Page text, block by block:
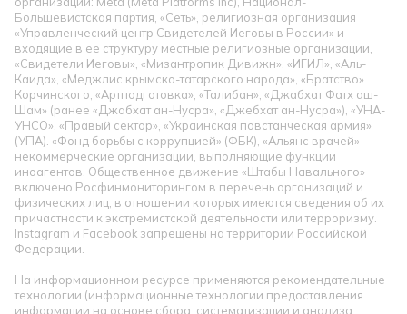
Большевистская партия, «Сеть», религиозная организация
«Управленческий центр Свидетелей Иеговы в России» и
входящие в ее структуру местные религиозные организации,
«Свидетели Иеговы», «Мизантропик Дивижн», «ИГИЛ», «Аль-
Каида», «Меджлис крымско-татарского народа», «Братство»
Корчинского, «Артподготовка», «Талибан», «Джабхат Фатх аш-
Шам» (ранее «Джабхат ан-Нусра», «Джебхат ан-Нусра»), «УНА-
УНСО», «Правый сектор», «Украинская повстанческая армия»
(УПА). «Фонд борьбы с коррупцией» (ФБК), «Альянс врачей» —
некоммерческие организации, выполняющие функции
иноагентов. Общественное движение «Штабы Навального»
включено Росфинмониторингом в перечень организаций и
физических лиц, в отношении которых имеются сведения об их
причастности к экстремистской деятельности или терроризму.
Instagram и Facebook запрещены на территории Российской
Федерации.
На информационном ресурсе применяются рекомендательные
технологии (информационные технологии предоставления
информации на основе сбора, систематизации и анализа